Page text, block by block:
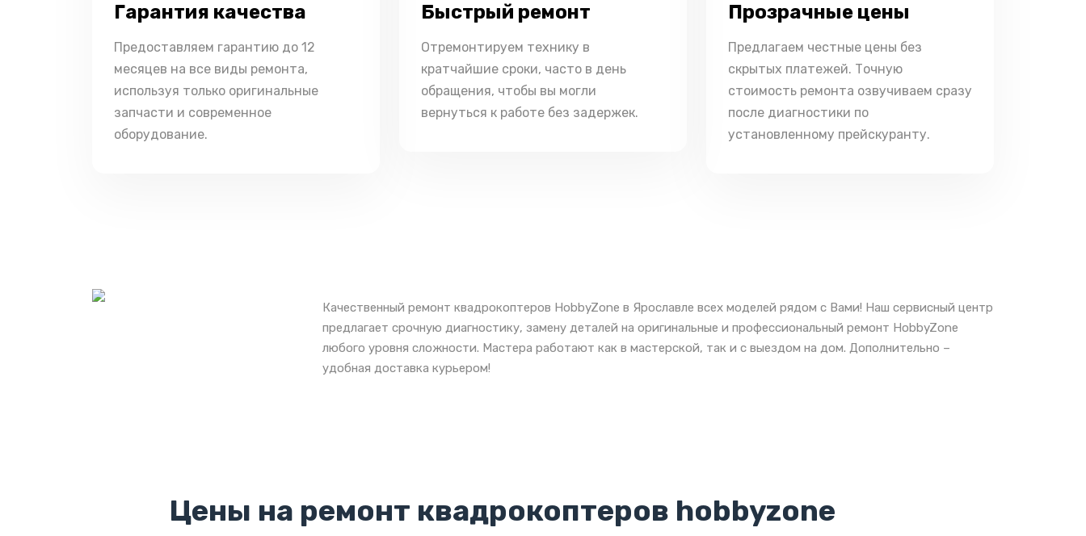
Гарантия качества
Предоставляем гарантию до 12
месяцев на все виды ремонта,
используя только оригинальные
запчасти и современное
оборудование.
Быстрый ремонт
Отремонтируем технику в
кратчайшие сроки, часто в день
обращения, чтобы вы могли
вернуться к работе без задержек.
Прозрачные цены
Предлагаем честные цены без
скрытых платежей. Точную
стоимость ремонта озвучиваем сразу
после диагностики по
установленному прейскуранту.
Качественный ремонт квадрокоптеров HobbyZone в Ярославле всех моделей рядом с Вами! Наш сервисный центр
предлагает срочную диагностику, замену деталей на оригинальные и профессиональный ремонт HobbyZone
любого уровня сложности. Мастера работают как в мастерской, так и с выездом на дом. Дополнительно –
удобная доставка курьером!
Цены на ремонт квадрокоптеров hobbyzone